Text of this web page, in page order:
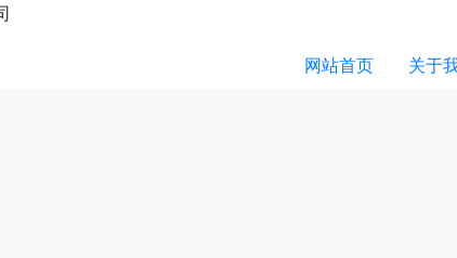
网站首页 关于